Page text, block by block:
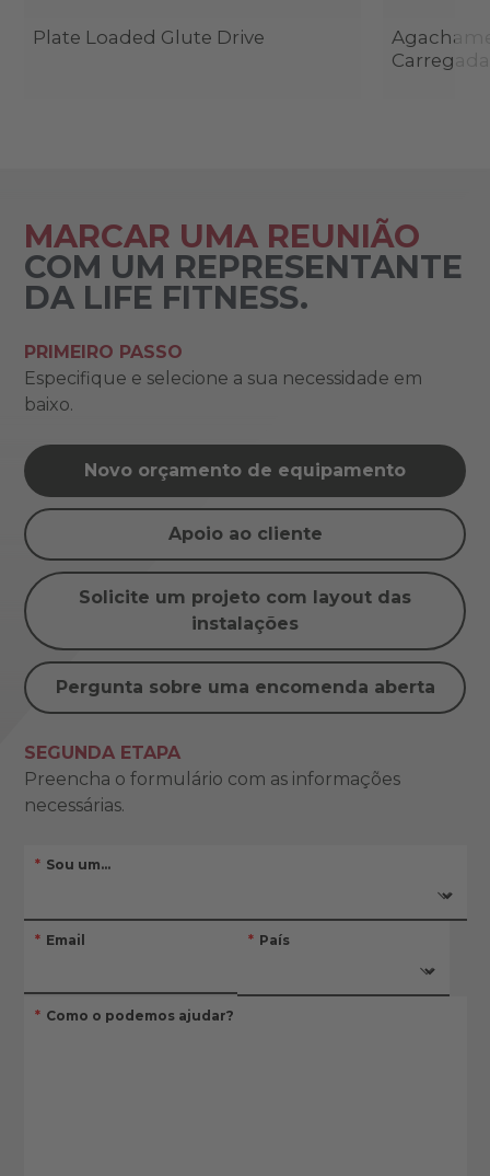
Plate Loaded Glute Drive
MARCAR UMA REUNIÃO
COM UM REPRESENTANTE
DA LIFE FITNESS.
PRIMEIRO PASSO
Especifique e selecione a sua necessidade em
baixo.
Novo orçamento de equipamento
Apoio ao cliente
Solicite um projeto com layout das
instalações
Pergunta sobre uma encomenda aberta
SEGUNDA ETAPA
Preencha o formulário com as informações
necessárias.